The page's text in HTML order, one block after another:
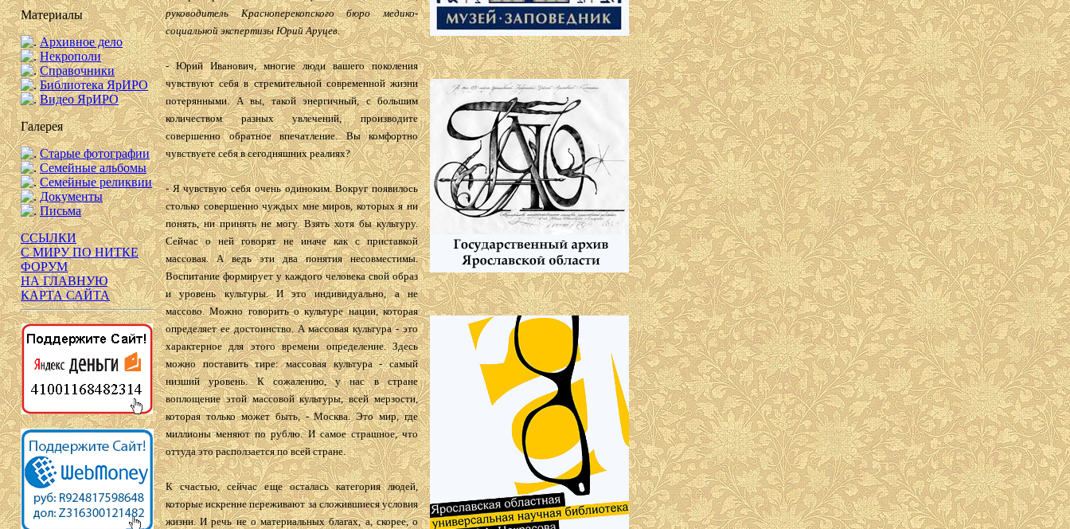
Материалы
Архивное дело
Некрополи
Справочники
Библиотека ЯрИРО
Видео ЯрИРО
Галерея
Старые фотографии
Семейные альбомы
Семейные реликвии
Документы
Письма
ССЫЛКИ
С МИРУ ПО НИТКЕ
ФОРУМ
НА ГЛАВНУЮ
КАРТА САЙТА
руководитель Красноперекопского бюро медико-
социальной экспертизы Юрий Аруцев.
- Юрий Иванович, многие люди вашего поколения
чувствуют себя в стремительной современной жизни
потерянными. А вы, такой энергичный, с большим
количеством разных увлечений, производите
совершенно обратное впечатление. Вы комфортно
чувствуете себя в сегодняшних реалиях?
- Я чувствую себя очень одиноким. Вокруг появилось
столько совершенно чуждых мне миров, которых я ни
понять, ни принять не могу. Взять хотя бы культуру.
Сейчас о ней говорят не иначе как с приставкой
массовая. А ведь эти два понятия несовместимы.
Воспитание формирует у каждого человека свой образ
и уровень культуры. И это индивидуально, а не
массово. Можно говорить о культуре нации, которая
определяет ее достоинство. А массовая культура - это
характерное для этого времени определение. Здесь
можно поставить тире: массовая культура - самый
низший уровень. К сожалению, у нас в стране
воплощение этой массовой культуры, всей мерзости,
которая только может быть, - Москва. Это мир, где
миллионы меняют по рублю. И самое страшное, что
оттуда это расползается по всей стране.
К счастью, сейчас еще осталась категория людей,
которые искренне переживают за сложившиеся условия
жизни. И речь не о материальных благах, а, скорее, о